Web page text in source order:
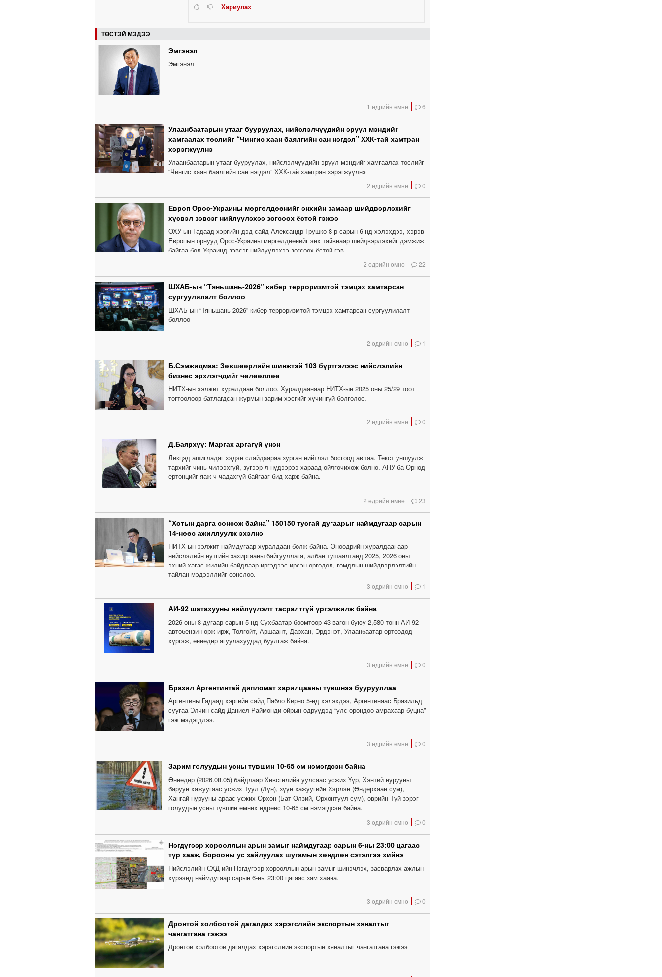
Хариулах
ТӨСТЭЙ МЭДЭЭ
Эмгэнэл
Эмгэнэл
1 өдрийн өмнө 6
Улаанбаатарын утааг бууруулах, нийслэлчүүдийн эрүүл мэндийг
хамгаалах төслийг “Чингис хаан баялгийн сан нэгдэл” ХХК-тай хамтран
хэрэгжүүлнэ
Улаанбаатарын утааг бууруулах, нийслэлчүүдийн эрүүл мэндийг хамгаалах төслийг
“Чингис хаан баялгийн сан нэгдэл” ХХК-тай хамтран хэрэгжүүлнэ
2 өдрийн өмнө 0
Европ Орос-Украины мөргөлдөөнийг энхийн замаар шийдвэрлэхийг
хүсвэл зэвсэг нийлүүлэхээ зогсоох ёстой гэжээ
ОХУ-ын Гадаад хэргийн дэд сайд Александр Грушко 8-р сарын 6-нд хэлэхдээ, хэрэв
Европын орнууд Орос-Украины мөргөлдөөнийг энх тайвнаар шийдвэрлэхийг дэмжиж
байгаа бол Украинд зэвсэг нийлүүлэхээ зогсоох ёстой гэв.
2 өдрийн өмнө 22
ШХАБ-ын “Тяньшань-2026” кибер терроризмтой тэмцэх хамтарсан
сургуулилалт боллоо
ШХАБ-ын “Тяньшань-2026” кибер терроризмтой тэмцэх хамтарсан сургуулилалт
боллоо
2 өдрийн өмнө 1
Б.Сэмжидмаа: Зөвшөөрлийн шинжтэй 103 бүртгэлээс нийслэлийн
бизнес эрхлэгчдийг чөлөөллөө
НИТХ-ын ээлжит хуралдаан боллоо. Хуралдаанаар НИТХ-ын 2025 оны 25/29 тоот
тогтоолоор батлагдсан журмын зарим хэсгийг хүчингүй болголоо.
2 өдрийн өмнө 0
Д.Баярхүү: Маргах аргагүй үнэн
Лекцэд ашигладаг хэдэн слайдаараа зурган нийтлэл босгоод авлаа. Текст уншуулж
тархийг чинь чилээхгүй, зүгээр л нүдээрээ хараад ойлгочихож болно. АНУ ба Өрнөд
ертөнцийг яаж ч чадахгүй байгааг бид харж байна.
2 өдрийн өмнө 23
“Хотын дарга сонсож байна” 150150 тусгай дугаарыг наймдугаар сарын
14-нөөс ажиллуулж эхэлнэ
НИТХ-ын ээлжит наймдугаар хуралдаан болж байна. Өнөөдрийн хуралдаанаар
нийслэлийн нутгийн захиргааны байгууллага, албан тушаалтанд 2025, 2026 оны
эхний хагас жилийн байдлаар иргэдээс ирсэн өргөдөл, гомдлын шийдвэрлэлтийн
тайлан мэдээллийг сонслоо.
3 өдрийн өмнө 1
АИ-92 шатахууны нийлүүлэлт тасралтгүй үргэлжилж байна
2026 оны 8 дугаар сарын 5-нд Сүхбаатар боомтоор 43 вагон буюу 2,580 тонн АИ-92
автобензин орж ирж, Толгойт, Аршаант, Дархан, Эрдэнэт, Улаанбаатар өртөөдөд
хүргэж, өнөөдөр агуулахуудад буулгаж байна.
3 өдрийн өмнө 0
Бразил Аргентинтай дипломат харилцааны түвшнээ буурууллаа
Аргентины Гадаад хэргийн сайд Пабло Кирно 5-нд хэлэхдээ, Аргентинаас Бразильд
суугаа Элчин сайд Даниел Раймонди ойрын өдрүүдэд “улс орондоо амрахаар буцна”
гэж мэдэгдлээ.
3 өдрийн өмнө 0
Зарим голуудын усны түвшин 10-65 см нэмэгдсэн байна
Өнөөдөр (2026.08.05) байдлаар Хөвсгөлийн уулсаас усжих Үүр, Хэнтий нурууны
баруун хажуугаас усжих Туул (Лүн), зүүн хажуугийн Хэрлэн (Өндөрхаан сум),
Хангай нурууны араас усжих Орхон (Бат-Өлзий, Орхонтуул сум), өврийн Түй зэрэг
голуудын усны түвшин өмнөх өдрөөс 10-65 см нэмэгдсэн байна.
3 өдрийн өмнө 0
Нэгдүгээр хорооллын арын замыг наймдугаар сарын 6-ны 23:00 цагаас
түр хааж, борооны ус зайлуулах шугамын хөндлөн сэтэлгээ хийнэ
Нийслэлийн СХД-ийн Нэгдүгээр хорооллын арын замыг шинэчлэх, засварлах ажлын
хүрээнд наймдугаар сарын 6-ны 23:00 цагаас зам хаана.
3 өдрийн өмнө 0
Дронтой холбоотой дагалдах хэрэгслийн экспортын хяналтыг
чангатгана гэжээ
Дронтой холбоотой дагалдах хэрэгслийн экспортын хяналтыг чангатгана гэжээ